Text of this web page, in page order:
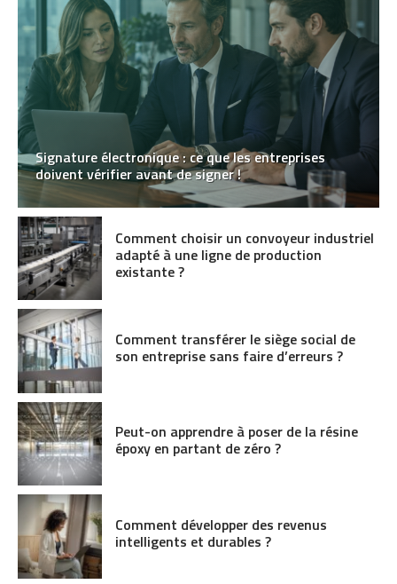
Signature électronique : ce que les entreprises
doivent vérifier avant de signer !
Comment choisir un convoyeur industriel
adapté à une ligne de production
existante ?
Comment transférer le siège social de
son entreprise sans faire d’erreurs ?
Peut-on apprendre à poser de la résine
époxy en partant de zéro ?
Comment développer des revenus
intelligents et durables ?